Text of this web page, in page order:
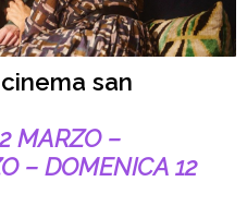
san
MARZO –
– DOMENICA 12